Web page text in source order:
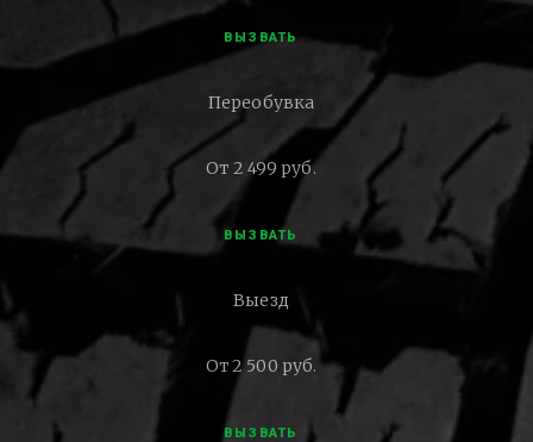
ВЫЗВАТЬ
Переобувка
От 2 499 руб.
ВЫЗВАТЬ
Выезд
От 2 500 руб.
ВЫЗВАТЬ